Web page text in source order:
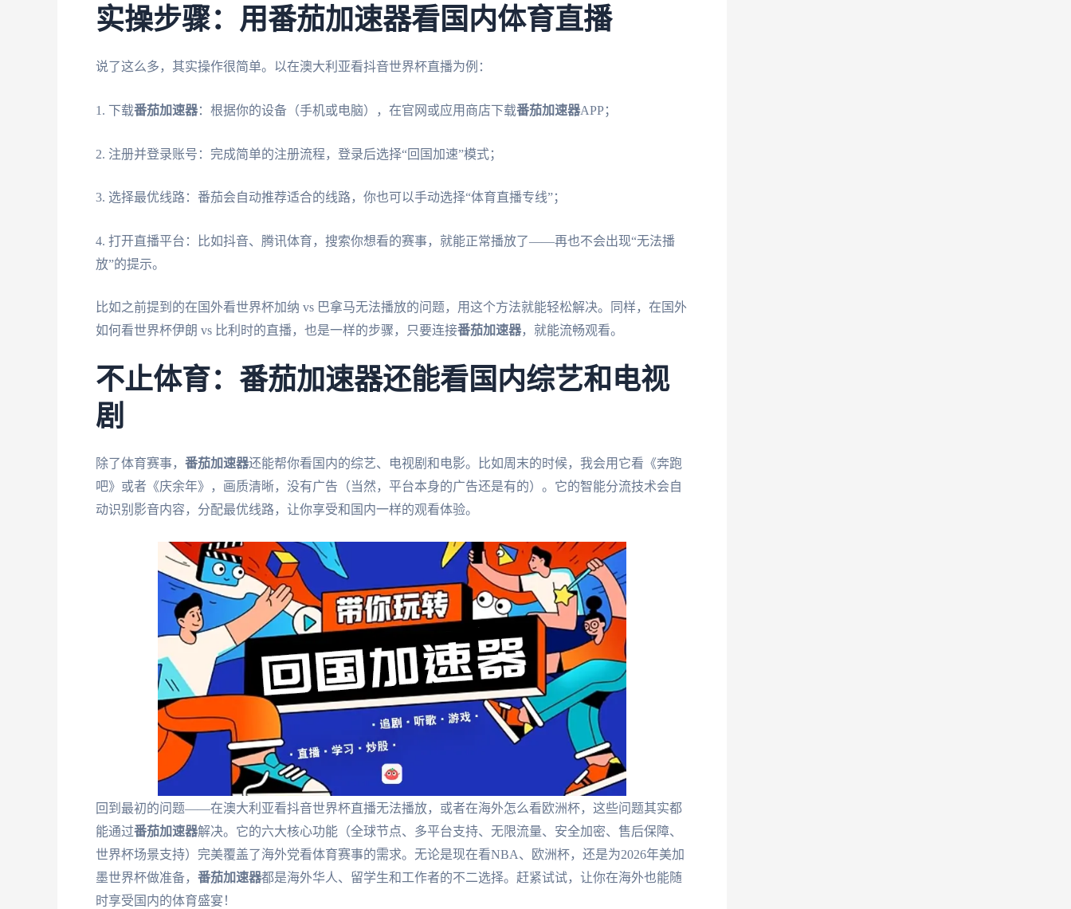
实操步骤：用番茄加速器看国内体育直播
说了这么多，其实操作很简单。以在澳大利亚看抖音世界杯直播为例：
1. 下载番茄加速器：根据你的设备（手机或电脑），在官网或应用商店下载番茄加速器APP；
2. 注册并登录账号：完成简单的注册流程，登录后选择“回国加速”模式；
3. 选择最优线路：番茄会自动推荐适合的线路，你也可以手动选择“体育直播专线”；
4. 打开直播平台：比如抖音、腾讯体育，搜索你想看的赛事，就能正常播放了——再也不会出现“无法播
放”的提示。
比如之前提到的在国外看世界杯加纳 vs 巴拿马无法播放的问题，用这个方法就能轻松解决。同样，在国外
如何看世界杯伊朗 vs 比利时的直播，也是一样的步骤，只要连接番茄加速器，就能流畅观看。
不止体育：番茄加速器还能看国内综艺和电视
剧
除了体育赛事， 番茄加速器还能帮你看国内的综艺、电视剧和电影。比如周末的时候，我会用它看《奔跑
吧》或者《庆余年》，画质清晰，没有广告（当然，平台本身的广告还是有的）。它的智能分流技术会自
动识别影音内容，分配最优线路，让你享受和国内一样的观看体验。
回到最初的问题——在澳大利亚看抖音世界杯直播无法播放，或者在海外怎么看欧洲杯，这些问题其实都
能通过番茄加速器解决。它的六大核心功能（全球节点、多平台支持、无限流量、安全加密、售后保障、
世界杯场景支持）完美覆盖了海外党看体育赛事的需求。无论是现在看NBA、欧洲杯，还是为2026年美加
墨世界杯做准备， 番茄加速器都是海外华人、留学生和工作者的不二选择。赶紧试试，让你在海外也能随
时享受国内的体育盛宴！